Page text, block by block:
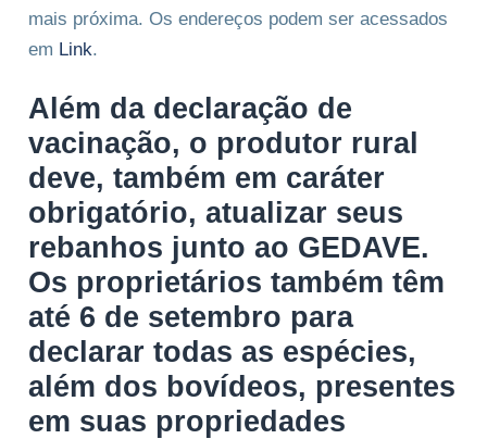
mais próxima. Os endereços podem ser acessados
em Link.
Além da declaração de
vacinação, o produtor rural
deve, também em caráter
obrigatório, atualizar seus
rebanhos junto ao GEDAVE.
Os proprietários também têm
até 6 de setembro para
declarar todas as espécies,
além dos bovídeos, presentes
em suas propriedades